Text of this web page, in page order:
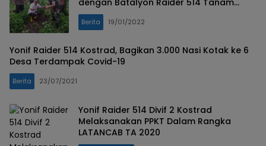
Pohon
Berita 19/01/2022
Yonif Raider 514 Kostrad, Bagikan 3.000 Nasi Kotak ke 6
Desa Terdampak Covid-19
Berita 23/07/2021
Yonif Raider 514 Divif 2 Kostrad
Melaksanakan PPKT Dalam Rangka
LATANCAB TA 2020